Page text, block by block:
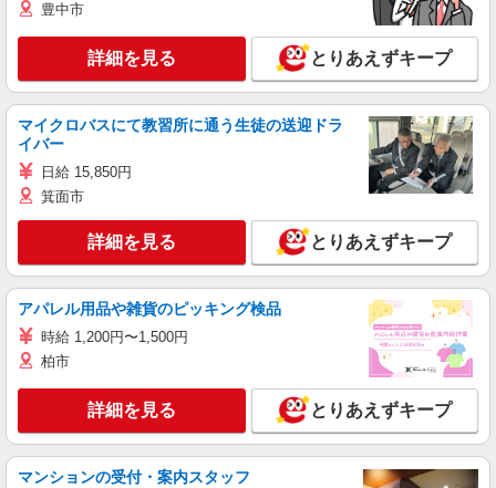
豊中市
詳細を見る とりあえずキープ
マイクロバスにて教習所に通う生徒の送迎ドラ
イバー
日給 15,850円
箕面市
詳細を見る とりあえずキープ
アパレル用品や雑貨のピッキング検品
時給 1,200円〜1,500円
柏市
詳細を見る とりあえずキープ
マンションの受付・案内スタッフ